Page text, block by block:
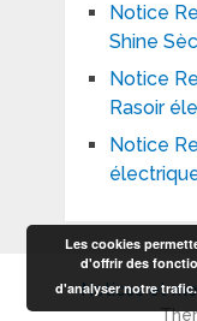
Notice
Shine
Notice
Rasoir
Notice
Notices et
Les cookies
d'offrir des
d'analyser notre